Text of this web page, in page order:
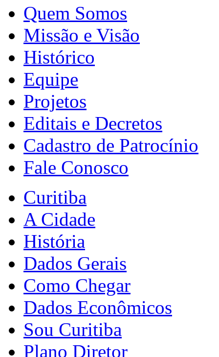
Quem Somos
Missão e Visão
Histórico
Equipe
Projetos
Editais e Decretos
Cadastro de Patrocínio
Fale Conosco
Curitiba
A Cidade
História
Dados Gerais
Como Chegar
Dados Econômicos
Sou Curitiba
Plano Diretor